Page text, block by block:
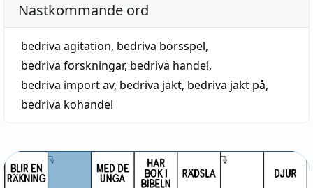
Nästkommande ord
bedriva agitation, bedriva börsspel,
bedriva forskningar, bedriva handel,
bedriva import av, bedriva jakt, bedriva jakt på,
bedriva kohandel